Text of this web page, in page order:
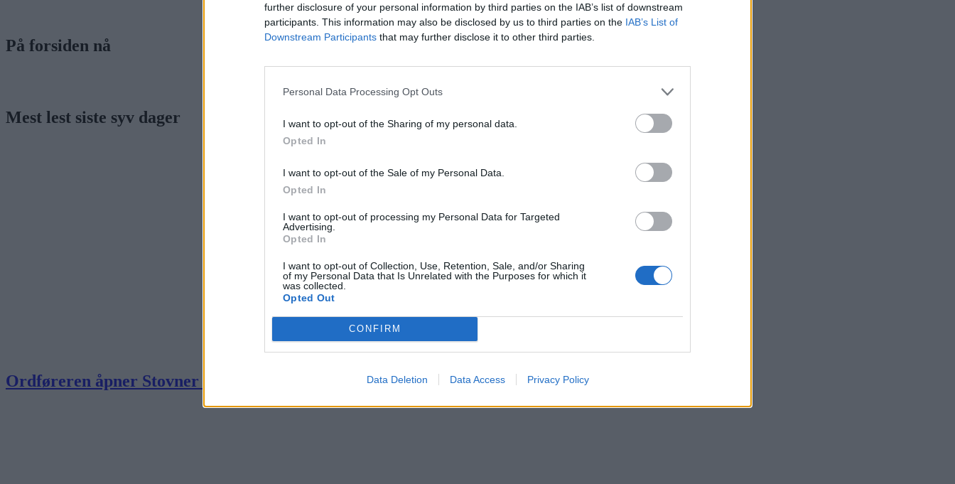
further disclosure of your personal information by third parties on the IAB’s list of downstream
participants. This information may also be disclosed by us to third parties on the IAB’s List of
Downstream Participants that may further disclose it to other third parties.
Personal Data Processing Opt Outs
I want to opt-out of the Sharing of my personal data.
Opted In
I want to opt-out of the Sale of my Personal Data.
Opted In
I want to opt-out of processing my Personal Data for Targeted
Advertising.
Opted In
I want to opt-out of Collection, Use, Retention, Sale, and/or Sharing
of my Personal Data that Is Unrelated with the Purposes for which it
was collected.
Opted Out
CONFIRM
Data Deletion Data Access Privacy Policy
På forsiden nå
Mest lest siste syv dager
Ordføreren åpner Stovner bad